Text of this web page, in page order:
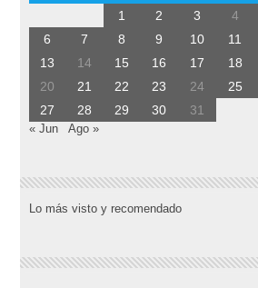
1 2 3 4
6
7 8 9 10 11
13
14 15 16 17 18
20
21 22 23 24 25
27
28 29 30 31
« Jun Ago »
Lo más visto y recomendado